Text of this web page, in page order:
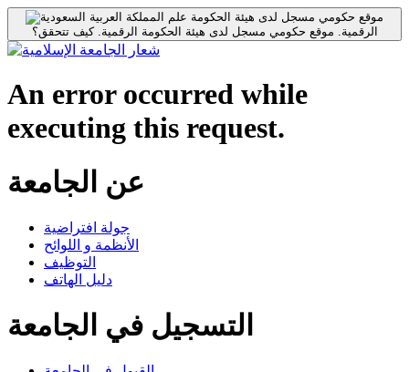
موقع حكومي مسجل لدى هيئة الحكومة
الرقمية. موقع حكومي مسجل لدى هيئة الحكومة الرقمية.كيف تتحقق؟
An error occurred while
executing this request.
عن الجامعة
جولة افتراضية
الأنظمة و اللوائح
التوظيف
دليل الهاتف
التسجيل في الجامعة